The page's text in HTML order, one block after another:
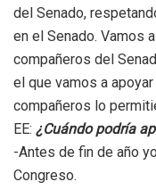
del Senado,
en el Senado. Vamos
compañeros del
el que vamos a
compañeros lo
EE: ¿Cuándo podría
-Antes de fin de año
Congreso.